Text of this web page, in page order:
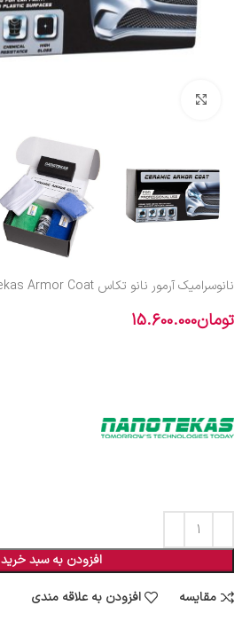
نانوسرامیک آرمور نانو تکاس NanoTekas Armor Coat
تومان15.600.000
افزودن به سبد خرید
مقایسه
افزودن به علاقه مندی